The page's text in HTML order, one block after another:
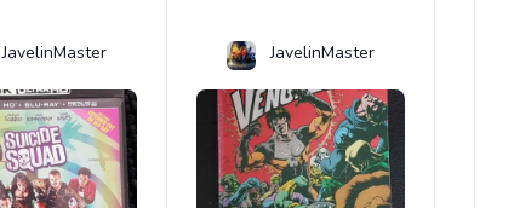
JavelinMaster JavelinMaster